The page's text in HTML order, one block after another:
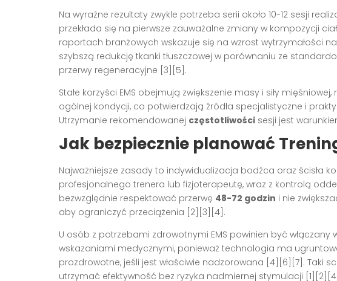
Na wyraźne rezultaty zwykle potrzeba serii około 10-12 sesji
przekłada się na pierwsze zauważalne zmiany w kompozycji
raportach branżowych wskazuje się na wzrost wytrzymałości
szybszą redukcję tkanki tłuszczowej w porównaniu ze
przerwy regeneracyjne [3][5].
Stałe korzyści EMS obejmują zwiększenie masy i siły
ogólnej kondycji, co potwierdzają źródła specjalistyczne i
Utrzymanie rekomendowanej częstotliwości sesji jest
Jak bezpiecznie planować
Najważniejsze zasady to indywidualizacja bodźca oraz ścisła
profesjonalnego trenera lub fizjoterapeutę, wraz z kontrolą
bezwzględnie respektować przerwę 48-72 godzin i nie
aby ograniczyć przeciążenia [2][3][4].
U osób z potrzebami zdrowotnymi EMS powinien być
wskazaniami medycznymi, ponieważ technologia ma
prozdrowotne, jeśli jest właściwie nadzorowana [4][6][7]. Taki
utrzymać efektywność bez ryzyka nadmiernej stymulacji